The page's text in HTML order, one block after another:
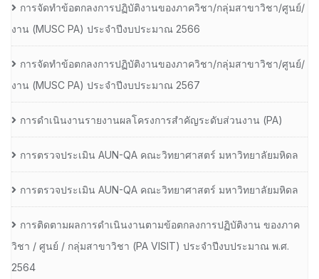
การจัดทำข้อตกลงการปฏิบัติงานของภาควิชา/กลุ่มสาขาวิชา/ศูนย์/
งาน (MUSC PA) ประจำปีงบประมาณ 2566
การจัดทำข้อตกลงการปฏิบัติงานของภาควิชา/กลุ่มสาขาวิชา/ศูนย์/
งาน (MUSC PA) ประจำปีงบประมาณ 2567
การดำเนินงานรายงานผลโครงการสำคัญระดับส่วนงาน (PA)
การตรวจประเมิน AUN-QA คณะวิทยาศาสตร์ มหาวิทยาลัยมหิดล
การตรวจประเมิน AUN-QA คณะวิทยาศาสตร์ มหาวิทยาลัยมหิดล
การติดตามผลการดำเนินงานตามข้อตกลงการปฏิบัติงาน ของภาค
วิชา / ศูนย์ / กลุ่มสาขาวิชา (PA VISIT) ประจำปีงบประมาณ พ.ศ.​
2564